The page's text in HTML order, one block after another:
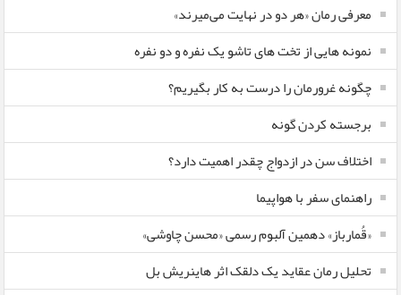
معرفی رمان «هر دو در نهایت می‌میرند»
نمونه هایی از تخت های تاشو یک نفره و دو نفره
چگونه غرورمان را درست به کار بگیریم؟
برجسته کردن گونه
اختلاف سن در ازدواج چقدر اهمیت دارد؟
راهنمای سفر با هواپیما
«قُمارباز» دهمین آلبوم رسمی «محسن چاوشی»
تحلیل رمان عقاید یک دلقک اثر هاینریش بل